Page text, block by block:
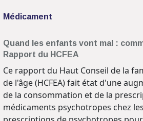
Médicament
Quand les enfants vont mal :
Rapport du HCFEA
Ce rapport du Haut Conseil de la
de l'âge (HCFEA) fait état d'une
de la consommation et de la
médicaments psychotropes chez